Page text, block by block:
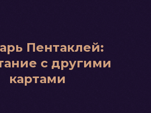
Пентаклей:
с другими
картами